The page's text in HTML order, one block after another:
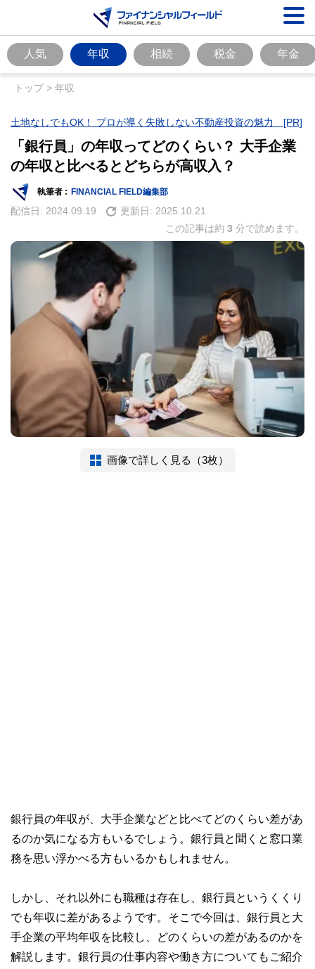
人気 年収 相続 税金 年金
トップ> 年収
土地なしでもOK！ プロが導く失敗しない不動産投資の魅力 [PR]
「銀行員」の年収ってどのくらい？ 大手企業
の年収と比べるとどちらが高収入？
執筆者 : FINANCIAL FIELD編集部
配信日: 2024.09.19 更新日: 2025.10.21
この記事は約 3 分で読めます。
画像で詳しく見る（3枚）
銀行員の年収が、大手企業などと比べてどのくらい差があ
るのか気になる方もいるでしょう。銀行員と聞くと窓口業
務を思い浮かべる方もいるかもしれません。
しかし、それ以外にも職種は存在し、銀行員というくくり
でも年収に差があるようです。そこで今回は、銀行員と大
手企業の平均年収を比較し、どのくらいの差があるのかを
解説します。銀行員の仕事内容や働き方についてもご紹介